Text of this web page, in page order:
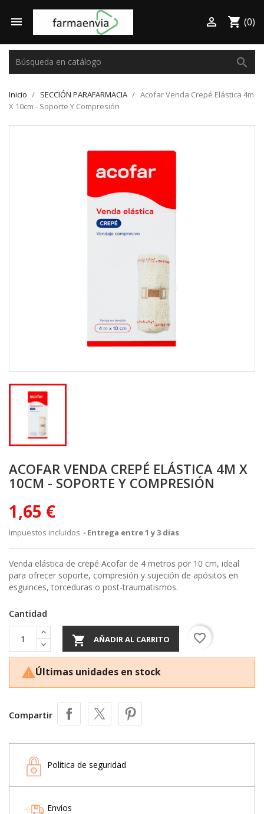
 shopping_cart (0)

search
Inicio SECCIÓN PARAFARMACIA
Acofar Venda Crepé Elástica 4m
X 10cm - Soporte Y Compresión
ACOFAR VENDA CREPÉ ELÁSTICA 4M X
10CM - SOPORTE Y COMPRESIÓN
1,65 €
Impuestos incluidos Entrega entre 1 y 3 dias
Venda elástica de crepé Acofar de 4 metros por 10 cm, ideal
para ofrecer soporte, compresión y sujeción de apósitos en
esguinces, torceduras o post-traumatismos.
Cantidad
 AÑADIR AL CARRITO favorite_border
Últimas unidades en stock
Compartir
Política de seguridad
Envíos